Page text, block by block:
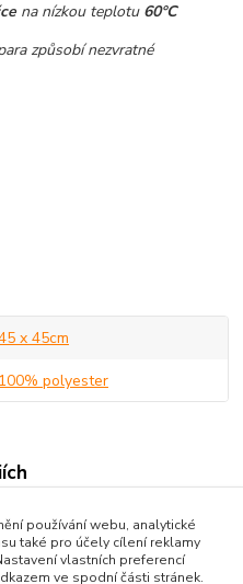
na nízkou teplotu 60°C
způsobí nezvratné
x 45cm
100% polyester
používání webu, analytické
také pro účely cílení reklamy
vlastních preferencí
ve spodní části stránek.